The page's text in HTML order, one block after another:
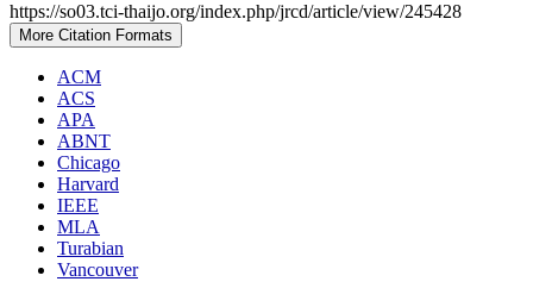
https://so03.tci-thaijo.org/index.php/jrcd/article/view/245428
More Citation Formats
ACM
ACS
APA
ABNT
Chicago
Harvard
IEEE
MLA
Turabian
Vancouver